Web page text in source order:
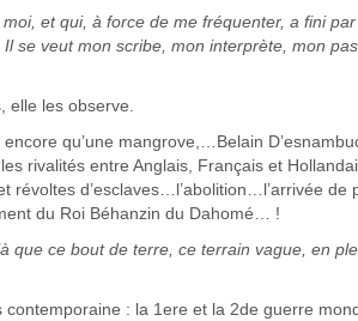
et qui, à force de me fréquenter, a fini
se veut mon scribe, mon interprète, mon
elle les observe.
qu’une mangrove,…Belain
rivalités entre Anglais, Français et
révoltes d’esclaves…l’abolition…l’arrivée de
du Roi Béhanzin du Dahomé… !
que ce bout de terre, ce terrain vague, en
: la 1ere et la 2de guerre